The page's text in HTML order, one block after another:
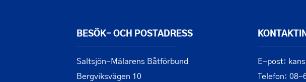
BESÖK- OCH POSTADRESS
Saltsjön-Mälarens Båtförbund
Bergviksvägen 10
E-post:
Telefon: 08-